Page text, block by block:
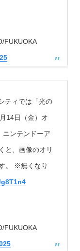
FUKUOKA
ティでは「光の
14日（金）オ
ンテンドーア
と、画像のオリ
。 ※無くなり
FUKUOKA